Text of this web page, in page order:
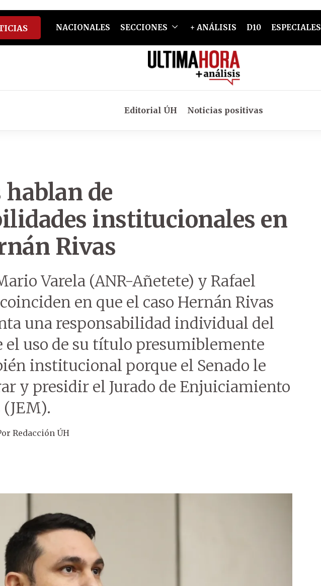
NACIONALES SECCIONES + ANÁLISIS D10 ESPECIALES
Editorial ÚH Noticias positivas
hablan de
institucionales en
Rivas
Varela (ANR-Añetete) y Rafael
en que el caso Hernán Rivas
una responsabilidad individual del
el uso de su título presumiblemente
institucional porque el Senado le
y presidir el Jurado de Enjuiciamiento
Redacción ÚH